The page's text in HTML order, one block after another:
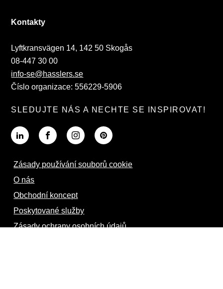
Kontakty
Lyftkransvägen 14, 142 50 Skogås
08-447 30 00
info-se@hasslers.se
Číslo organizace: 556229-5906
SLEDUJTE NÁS A NECHTE SE INSPIROVAT!
Zásady používání souborů cookie
O nás
Obchodní koncept
Poskytované služby
Zásady ochrany osobních údajů